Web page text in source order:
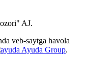
AJ.
veb-saytga havola
Ayuda Group.